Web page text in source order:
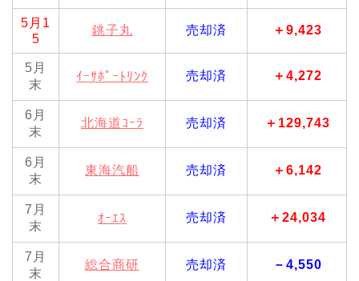
5月1
5
銚子丸 売却済 ＋9,423
5月
末
ｲｰｻﾎﾟｰﾄﾘﾝｸ 売却済 ＋4,272
6月
末
北海道ｺｰﾗ 売却済 ＋129,743
6月
末
東海汽船 売却済 ＋6,142
7月
末
ｵｰｴｽ 売却済 ＋24,034
7月
末
総合商研 売却済 －4,550